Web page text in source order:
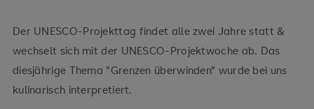
Der UNESCO-Projekttag findet alle zwei Jahre statt &
wechselt sich mit der UNESCO-Projektwoche ab. Das
diesjährige Thema "Grenzen überwinden" wurde bei uns
kulinarisch interpretiert.